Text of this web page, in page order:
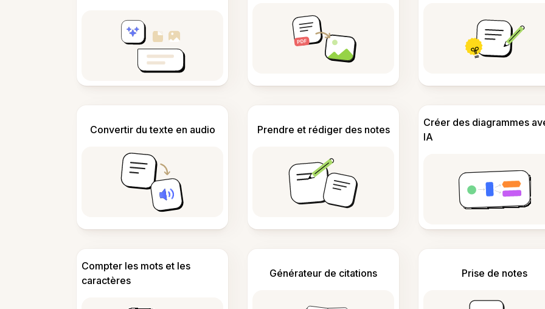
Convertir du texte en audio Prendre et rédiger des notes
Créer des diagrammes
IA
Compter les mots et les
caractères
Générateur de citations Prise de notes